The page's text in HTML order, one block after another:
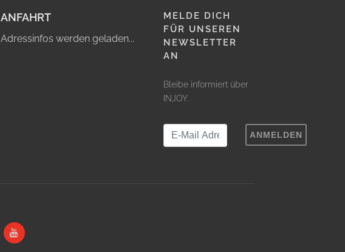
ANFAHRT
Adressinfos werden geladen...
MELDE DICH
FÜR UNSEREN
NEWSLETTER
AN
Bleibe informiert über
INJOY.
ANMELDEN